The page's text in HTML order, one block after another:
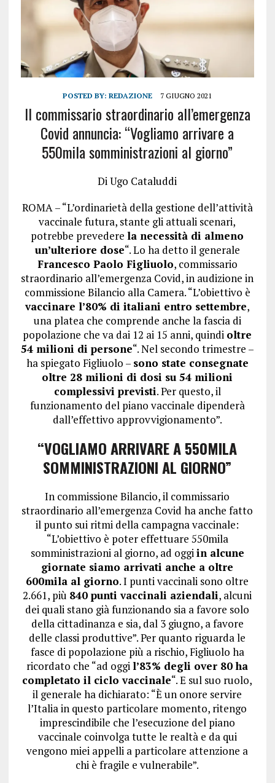
POSTED BY:REDAZIONE 7 GIUGNO 2021
Il commissario straordinario all’emergenza
Covid annuncia: “Vogliamo arrivare a
550mila somministrazioni al giorno”
Di Ugo Cataluddi
ROMA – “L’ordinarietà della gestione dell’attività
vaccinale futura, stante gli attuali scenari,
potrebbe prevederela necessità di almeno
un’ulteriore dose“. Lo ha detto il generale
Francesco Paolo Figliuolo, commissario
straordinario all’emergenza Covid, in audizione in
commissione Bilancio alla Camera. “L’obiettivo è
vaccinare l’80% di italiani entro settembre,
una platea che comprende anche la fascia di
popolazione che va dai 12 ai 15 anni, quindi oltre
54 milioni di persone“. Nel secondo trimestre –
ha spiegato Figliuolo – sono state consegnate
oltre 28 milioni di dosi su 54 milioni
complessivi previsti. Per questo, il
funzionamento del piano vaccinale dipenderà
dall’effettivo approvvigionamento”.
“VOGLIAMO ARRIVARE A 550MILA
SOMMINISTRAZIONI AL GIORNO”
In commissione Bilancio, il commissario
straordinario all’emergenza Covid ha anche fatto
il punto sui ritmi della campagna vaccinale:
“L’obiettivo è poter effettuare 550mila
somministrazioni al giorno, ad oggiin alcune
giornate siamo arrivati anche a oltre
600mila al giorno. I punti vaccinali sono oltre
2.661, più 840 punti vaccinali aziendali, alcuni
dei quali stano già funzionando sia a favore solo
della cittadinanza e sia, dal 3 giugno, a favore
delle classi produttive”. Per quanto riguarda le
fasce di popolazione più a rischio, Figliuolo ha
ricordato che “ad oggil’83% degli over 80 ha
completato il ciclo vaccinale“. E sul suo ruolo,
il generale ha dichiarato: “È un onore servire
l’Italia in questo particolare momento, ritengo
imprescindibile che l’esecuzione del piano
vaccinale coinvolga tutte le realtà e da qui
vengono miei appelli a particolare attenzione a
chi è fragile e vulnerabile”.